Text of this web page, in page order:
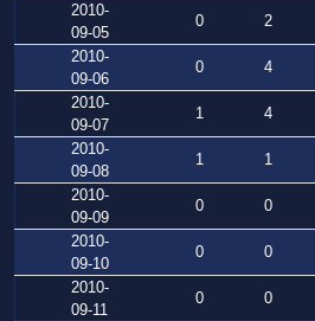
2010-
09-05
0 2
2010-
09-06
0 4
2010-
09-07
1 4
2010-
09-08
1 1
2010-
09-09
0 0
2010-
09-10
0 0
2010-
09-11
0 0